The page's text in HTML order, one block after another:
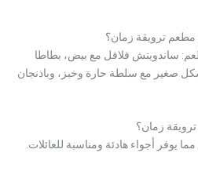
ساندويتش فلافل مع بيض، بطاطا
صغير مع سلطة حارة وخبز، وباذنجان
يوفر أجواء هادئة ومناسبة للعائلات.